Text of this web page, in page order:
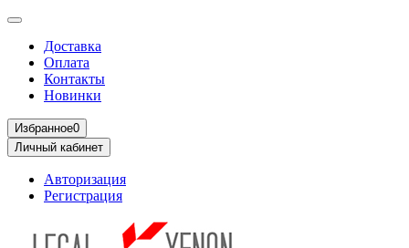
Доставка
Оплата
Контакты
Новинки
Избранное0
Личный кабинет
Авторизация
Регистрация